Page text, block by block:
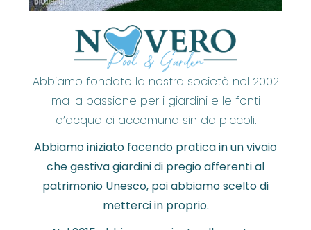
Abbiamo fondato la nostra società nel 2002
ma la passione per i giardini e le fonti
d’acqua ci accomuna sin da piccoli.
Abbiamo iniziato facendo pratica in un vivaio
che gestiva giardini di pregio afferenti al
patrimonio Unesco, poi abbiamo scelto di
metterci in proprio.